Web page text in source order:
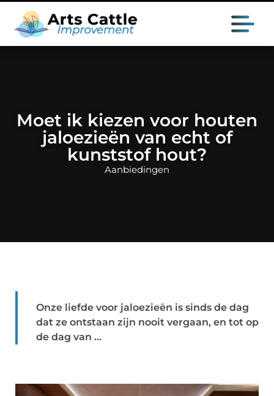
Moet ik kiezen voor houten
jaloezieën van echt of
kunststof hout?
Aanbiedingen
Onze liefde voor jaloezieën is sinds de dag
dat ze ontstaan zijn nooit vergaan, en tot op
de dag van ...